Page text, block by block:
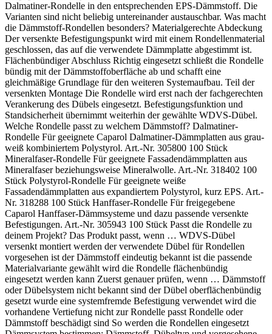
Wie werden Plattenfugen geschlossen?
Fugen unter 5 mm können mit Caparol Füllschaum B1
geschlossen werden. Größere Fugen sind mit
artgleichem Dämmstoff auszubessern.
Verarbeitungs- und Systemhinweis:
Dämmplatte, Klebemasse, Dübel, Unterputz,
Glasgewebe und Oberputz müssen als geprüftes
Caparol Wärmedämm-Verbundsystem aufeinander
abgestimmt sein. Die Fassadenfläche während der
gesamten Verarbeitung zuverlässig vor Regen, Wind
und direkter Sonneneinstrahlung schützen.
Welche Seite wird verklebt?
Die weiß beschichtete Seite mit den beschichtungsfreien
Streifen ist die Klebeseite und zeigt zum Untergrund.
Müssen die Platten immer gedübelt werden?
Ja. Eine zusätzliche Verdübelung ist unabhängig vom
Untergrund immer erforderlich und ausschließlich im W-
Schema auszuführen.
Wie werden Plattenfugen geschlossen?
Fugen unter 5 mm können mit Caparol Füllschaum B1
geschlossen werden. Größere Fugen sind mit artgleichem
Dämmstoff auszubessern.
Verarbeitungs- und Systemhinweis:
Dämmplatte, Klebemasse, Dübel, Unterputz, Glasgewebe
und Oberputz müssen als geprüftes Caparol Wärmedämm-
Verbundsystem aufeinander abgestimmt sein. Die
Fassadenfläche während der gesamten Verarbeitung
zuverlässig vor Regen, Wind und direkter
Sonneneinstrahlung schützen.
Dalmatiner-Rondelle in den entsprechenden EPS-Dämmstoff. Die
Varianten sind nicht beliebig untereinander austauschbar. Was macht
die Dämmstoff-Rondellen besonders? Materialgerechte Abdeckung
Der versenkte Befestigungspunkt wird mit einem Rondellenmaterial
geschlossen, das auf die verwendete Dämmplatte abgestimmt ist.
Flächenbündiger Abschluss Richtig eingesetzt schließt die Rondelle
bündig mit der Dämmstoffoberfläche ab und schafft eine
gleichmäßige Grundlage für den weiteren Systemaufbau. Teil der
versenkten Montage Die Rondelle wird erst nach der fachgerechten
Verankerung des Dübels eingesetzt. Befestigungsfunktion und
Standsicherheit übernimmt weiterhin der gewählte WDVS-Dübel.
Welche Rondelle passt zu welchem Dämmstoff? Dalmatiner-
Rondelle Für geeignete Caparol Dalmatiner-Dämmplatten aus grau-
weiß kombiniertem Polystyrol. Art.-Nr. 305800 100 Stück
Mineralfaser-Rondelle Für geeignete Fassadendämmplatten aus
Mineralfaser beziehungsweise Mineralwolle. Art.-Nr. 318402 100
Stück Polystyrol-Rondelle Für geeignete weiße
Fassadendämmplatten aus expandiertem Polystyrol, kurz EPS. Art.-
Nr. 318288 100 Stück Hanffaser-Rondelle Für freigegebene
Caparol Hanffaser-Dämmsysteme und dazu passende versenkte
Befestigungen. Art.-Nr. 305943 100 Stück Passt die Rondelle zu
deinem Projekt? Das Produkt passt, wenn … WDVS-Dübel
versenkt montiert werden der verwendete Dübel für Rondellen
vorgesehen ist der Dämmstoff eindeutig bekannt ist die passende
Materialvariante gewählt wird die Rondelle flächenbündig
eingesetzt werden kann Zuerst genauer prüfen, wenn … Dämmstoff
oder Dübelsystem nicht bekannt sind der Dübel oberflächenbündig
gesetzt wurde eine systemfremde Befestigung verwendet wird die
vorhandene Vertiefung nicht zur Rondelle passt Rondelle oder
Dämmstoff beschädigt sind So werden die Rondellen eingesetzt